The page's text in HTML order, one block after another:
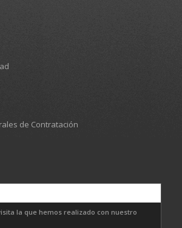
de Contratación
la que hemos realizado con nuestro